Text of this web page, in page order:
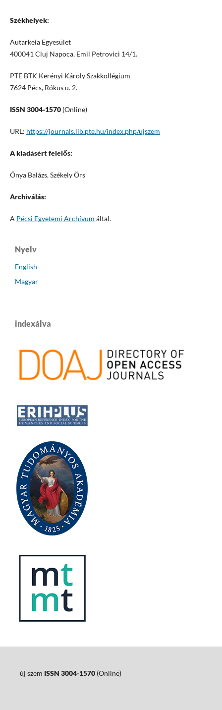
Székhelyek:
Autarkeia Egyesület
400041 Cluj Napoca, Emil Petrovici 14/1.
PTE BTK Kerényi Károly Szakkollégium
7624 Pécs, Rókus u. 2.
ISSN 3004-1570(Online)
URL: https://journals.lib.pte.hu/index.php/ujszem
A kiadásért felelős:
Ónya Balázs, Székely Örs
Archiválás:
A Pécsi Egyetemi Archívum által.
Nyelv
English
Magyar
indexálva
új szem ISSN 3004-1570(Online)